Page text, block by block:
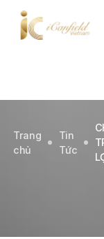
Trang
chủ
Tin
Tức